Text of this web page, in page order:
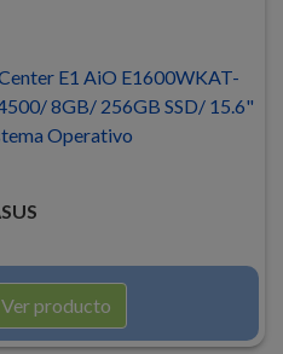
E1 AiO E1600WKAT-
8GB/ 256GB SSD/ 15.6"
Operativo
Ver producto